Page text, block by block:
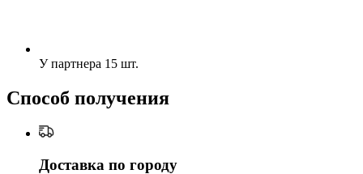
У партнера 15 шт.
Способ получения
Доставка по городу